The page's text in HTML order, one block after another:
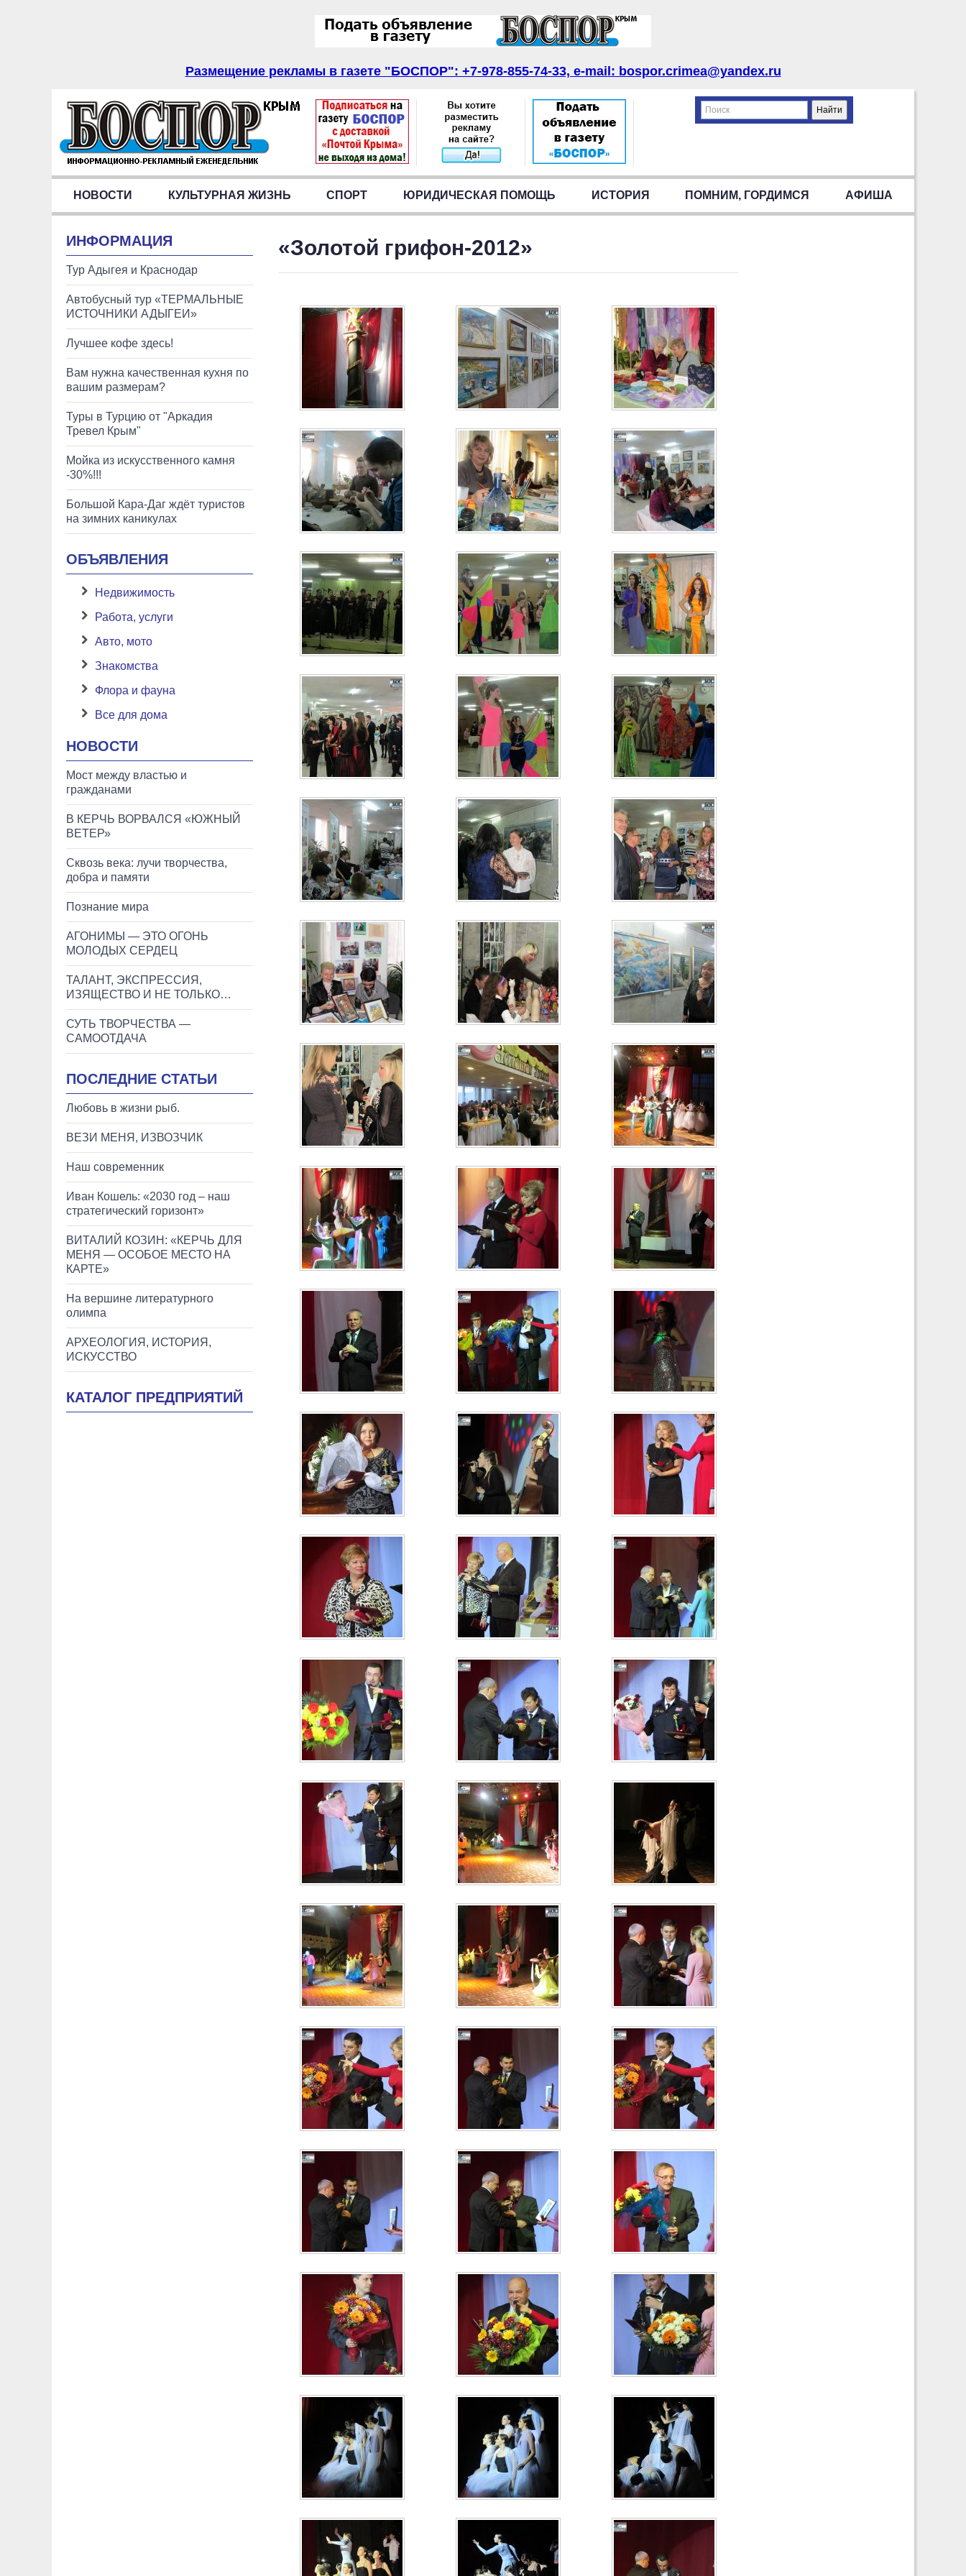
Размещение рекламы в газете "БОСПОР": +7-978-855-74-33, e-mail: bospor.crimea@yandex.ru
НОВОСТИ КУЛЬТУРНАЯ ЖИЗНЬ СПОРТ ЮРИДИЧЕСКАЯ ПОМОЩЬ ИСТОРИЯ ПОМНИМ, ГОРДИМСЯ АФИША
ИНФОРМАЦИЯ
Тур Адыгея и Краснодар
Автобусный тур «ТЕРМАЛЬНЫЕ
ИСТОЧНИКИ АДЫГЕИ»
Лучшее кофе здесь!
Вам нужна качественная кухня по
вашим размерам?
Туры в Турцию от "Аркадия
Тревел Крым"
Мойка из искусственного камня
-30%!!!
Большой Кара-Даг ждёт туристов
на зимних каникулах
ОБЪЯВЛЕНИЯ
Недвижимость
Работа, услуги
Авто, мото
Знакомства
Флора и фауна
Все для дома
НОВОСТИ
Мост между властью и
гражданами
В КЕРЧЬ ВОРВАЛСЯ «ЮЖНЫЙ
ВЕТЕР»
Сквозь века: лучи творчества,
добра и памяти
Познание мира
АГОНИМЫ — ЭТО ОГОНЬ
МОЛОДЫХ СЕРДЕЦ
ТАЛАНТ, ЭКСПРЕССИЯ,
ИЗЯЩЕСТВО И НЕ ТОЛЬКО…
СУТЬ ТВОРЧЕСТВА —
САМООТДАЧА
ПОСЛЕДНИЕ СТАТЬИ
Любовь в жизни рыб.
ВЕЗИ МЕНЯ, ИЗВОЗЧИК
Наш современник
Иван Кошель: «2030 год – наш
стратегический горизонт»
ВИТАЛИЙ КОЗИН: «КЕРЧЬ ДЛЯ
МЕНЯ — ОСОБОЕ МЕСТО НА
КАРТЕ»
На вершине литературного
олимпа
АРХЕОЛОГИЯ, ИСТОРИЯ,
ИСКУССТВО
КАТАЛОГ ПРЕДПРИЯТИЙ
«Золотой грифон-2012»